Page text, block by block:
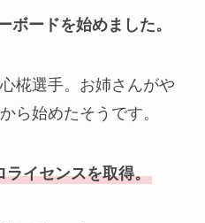
ードを始めました。
椛選手。お姉さんがや
ら始めたそうです。
イセンスを取得。